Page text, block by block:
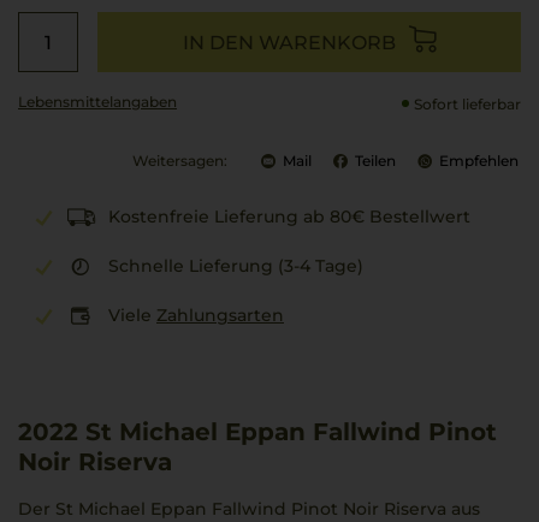
IN DEN WARENKORB
Lebensmittel­angaben Sofort lieferbar
Weitersagen: Mail Teilen Empfehlen
Kostenfreie Lieferung ab 80€ Bestellwert
Schnelle Lieferung (3-4 Tage)
Viele Zahlungsarten
2022 St Michael Eppan Fallwind Pinot
Noir Riserva
Der St Michael Eppan Fallwind Pinot Noir Riserva aus